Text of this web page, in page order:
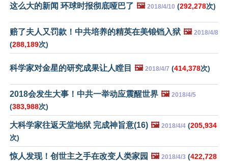
这么大的新闻 环球时报彻底哑巴了 🖼️ 2018/4/10 (292,278次)
赔了夫人又罚款！中共培养的精英在美锒铛入狱 🖼️ 2018/4/8
(288,189次)
科学家对金星的研究成果让人瞠目 🖼️ 2018/4/7 (414,378次)
2018会发生大事！中共一举动应震醒世界 🖼️ 2018/4/5
(383,988次)
大科学家往返天堂地狱 完成神旨意(16) 🖼️ 2018/4/4 (205,934
次)
惊人发现！创世主之手在改变人类家园 🖼️ 2018/4/3 (422,728